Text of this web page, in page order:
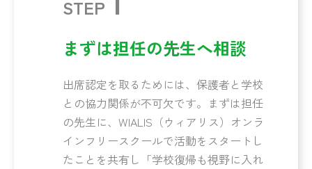
STEP
まずは担任の先生へ相談
出席認定を取るためには、保護者と学校
との協力関係が不可欠です。まずは担任
の先生に、WIALIS（ウィアリス）オンラ
インフリースクールで活動をスタートし
たことを共有し「学校復帰も視野に入れ